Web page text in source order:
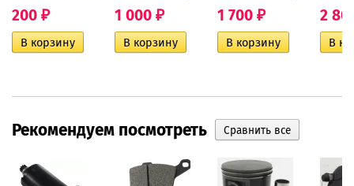
200 ₽ 1 000 ₽ 1 700 ₽ 2
Рекомендуем посмотреть